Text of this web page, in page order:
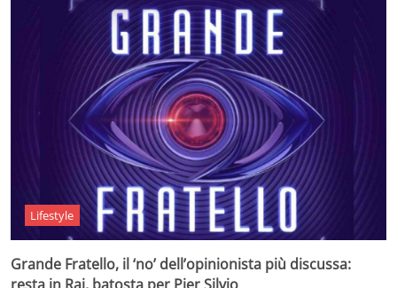
Lifestyle
Grande Fratello, il ‘no’ dell’opinionista più discussa: